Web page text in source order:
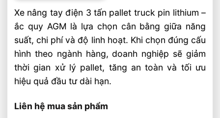
Xe nâng tay điện 3 tấn pallet truck pin lithium –
ắc quy AGM là lựa chọn cân bằng giữa năng
suất, chi phí và độ linh hoạt. Khi chọn đúng cấu
hình theo ngành hàng, doanh nghiệp sẽ giảm
thời gian xử lý pallet, tăng an toàn và tối ưu
hiệu quả đầu tư dài hạn.
Liên hệ mua sản phẩm